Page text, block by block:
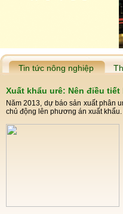
Tin tức nông nghiệp
Xuất khẩu urê: Nên điều tiết
Năm 2013, dự báo sản xuất phân
chủ động lên phương án xuất khẩu.